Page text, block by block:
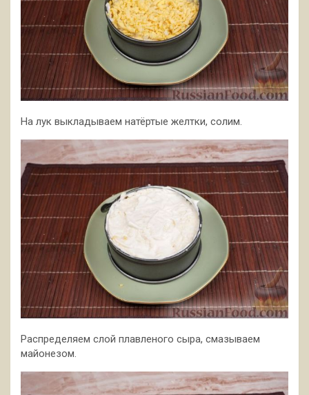
На лук выкладываем натёртые желтки, солим.
Распределяем слой плавленого сыра, смазываем
майонезом.